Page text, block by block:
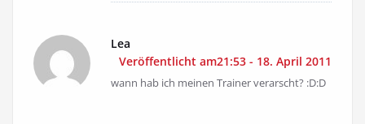
Lea
Veröffentlicht am21:53 - 18. April 2011
wann hab ich meinen Trainer verarscht? :D:D